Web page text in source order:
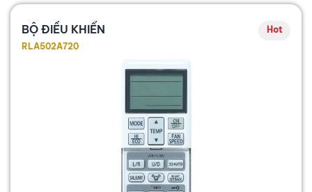
BỘ ĐIỀU KHIỂN
Hot
RLA502A720